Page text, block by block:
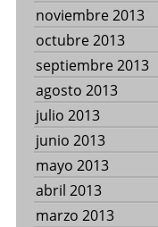
noviembre 2013
octubre 2013
septiembre 2013
agosto 2013
julio 2013
junio 2013
mayo 2013
abril 2013
marzo 2013